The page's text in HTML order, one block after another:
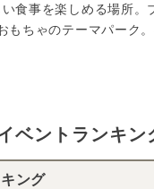
食事を楽しめる場所
ちゃのテーマパーク
ベントランキ
ング